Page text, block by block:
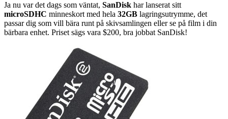
Ja nu var det dags som väntat, SanDisk har lanserat sitt
microSDHC minneskort med hela 32GB lagringsutrymme, det
passar dig som vill bära runt på skivsamlingen eller se på film i din
bärbara enhet. Priset sägs vara $200, bra jobbat SanDisk!